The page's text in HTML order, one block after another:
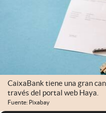
CaixaBank tiene una gran
través del portal web Haya.
Fuente: Pixabay